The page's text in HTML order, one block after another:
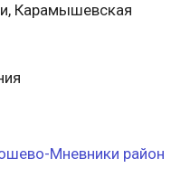
Карамышевская
Мневники район